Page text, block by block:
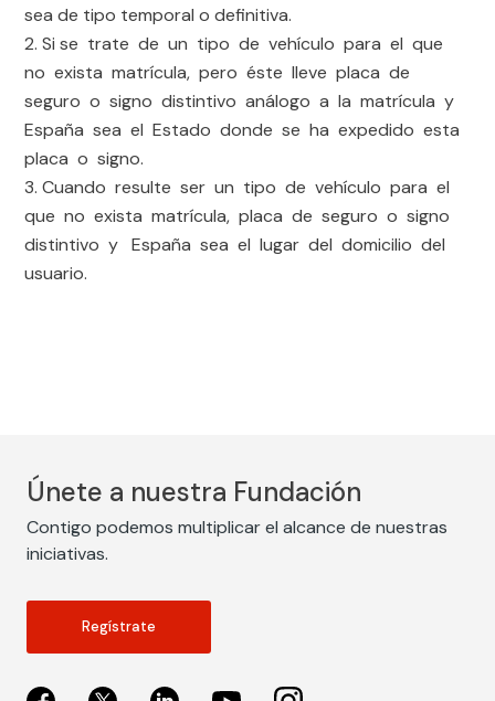
sea de tipo temporal o definitiva.
Si se trate de un tipo de vehículo para el que
no exista matrícula, pero éste lleve placa de
seguro o signo distintivo análogo a la matrícula y
España sea el Estado donde se ha expedido esta
placa o signo.
Cuando resulte ser un tipo de vehículo para el
que no exista matrícula, placa de seguro o signo
distintivo y España sea el lugar del domicilio del
usuario.
Únete a nuestra Fundación
Contigo podemos multiplicar el alcance de nuestras
iniciativas.
Regístrate